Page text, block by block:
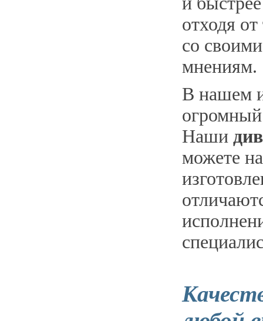
отходя
со
мнениям.
В нашем
Наши
можете